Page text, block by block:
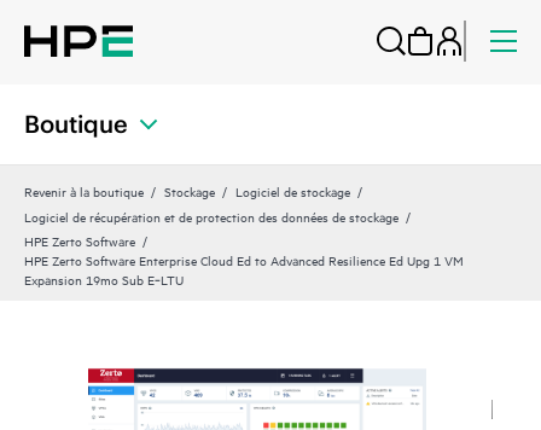
Boutique
Revenir à la boutique Stockage
Logiciel de stockage
Logiciel de récupération et de protection des données de stockage
HPE Zerto Software
HPE Zerto Software Enterprise Cloud Ed to Advanced Resilience Ed Upg 1 VM
Expansion 19mo Sub E‑LTU